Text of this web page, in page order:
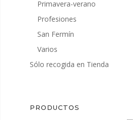
Primavera-verano
Profesiones
San Fermín
Varios
Sólo recogida en Tienda
PRODUCTOS